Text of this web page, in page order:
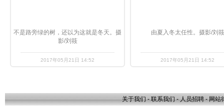
不是路旁绿的树，还以为这就是冬天。摄
影/刘筱
2017年05月21日 14:52
由夏入冬太任性。摄影/刘筱
2017年05月21日 14:52
关于我们 - 联系我们 - 人员招聘 - 网站